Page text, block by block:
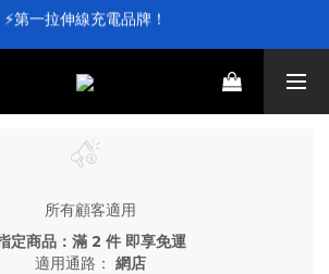
⚡第一拉伸線充電品牌！
⚡第一拉伸線充電品牌！
滿 $4,000 即享免運
⚡第一拉伸線充電品牌！
所有顧客適用
定商品：滿 2 件 即享免運
適用通路： 網店